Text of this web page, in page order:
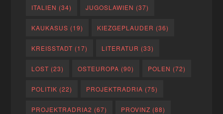
ITALIEN (34) JUGOSLAWIEN (37)
KAUKASUS (19) KIEZGEPLAUDER (36)
KREISSTADT (17) LITERATUR (33)
LOST (23) OSTEUROPA (90) POLEN (72)
POLITIK (22) PROJEKTRADRIA (75)
PROJEKTRADRIA2 (67) PROVINZ (88)